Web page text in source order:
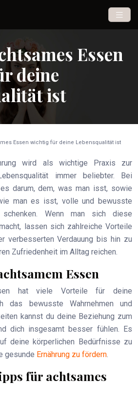
Essen
deine
ist
Essen wichtig für deine Lebensqualität ist
wird als wichtige Praxis zur
immer beliebter. Bei
darum, dem, was man isst, sowie
man es isst, volle und bewusste
schenken. Wenn man sich diese
lassen sich zahlreiche Vorteile
verbesserten Verdauung bis hin zu
Zufriedenheit im Alltag reichen.
Essen
hat viele Vorteile für deine
das bewusste Wahrnehmen und
kannst du deine Beziehung zum
dich insgesamt besser fühlen. Es
deine körperlichen Bedürfnisse zu
gesunde Ernährung zu fördern.
für achtsames